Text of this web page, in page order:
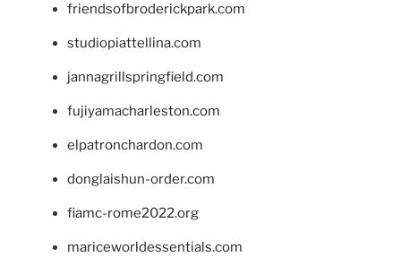
friendsofbroderickpark.com
studiopiattellina.com
jannagrillspringfield.com
fujiyamacharleston.com
elpatronchardon.com
donglaishun-order.com
fiamc-rome2022.org
mariceworldessentials.com